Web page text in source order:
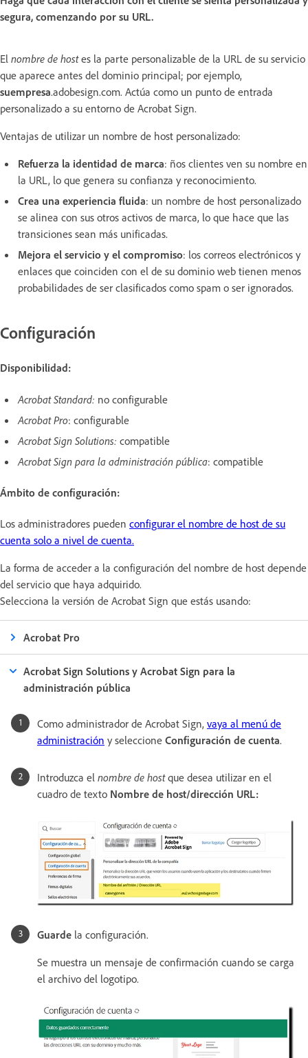
segura, comenzando por su URL.
El nombre de hostes la parte personalizable de la URL de su servicio
que aparece antes del dominio principal; por ejemplo,
suempresa.adobesign.com. Actúa como un punto de entrada
personalizado a su entorno de Acrobat Sign.
Ventajas de utilizar un nombre de host personalizado:
Refuerza la identidad de marca: ños clientes ven su nombre en
la URL, lo que genera su confianza y reconocimiento.
Crea una experiencia fluida: un nombre de host personalizado
se alinea con sus otros activos de marca, lo que hace que las
transiciones sean más unificadas.
Mejora el servicio y el compromiso: los correos electrónicos y
enlaces que coinciden con el de su dominio web tienen menos
probabilidades de ser clasificados como spam o ser ignorados.
Configuración
Disponibilidad:
Acrobat Standard: no configurable
Acrobat Pro: configurable
Acrobat Sign Solutions: compatible
Acrobat Sign para la administración pública: compatible
Ámbito de configuración:
Los administradores pueden configurar el nombre de host de su
cuenta solo a nivel de cuenta.
La forma de acceder a la configuración del nombre de host depende
del servicio que haya adquirido.
Selecciona la versión de Acrobat Sign que estás usando:
Acrobat Pro
Acrobat Sign Solutions y Acrobat Sign para la
administración pública
Como administrador de Acrobat Sign, vaya al menú de
administración y seleccione Configuración de cuenta.
Introduzca el nombre de hostque desea utilizar en el
cuadro de texto Nombre de host/dirección URL:
Guarde la configuración.
Se muestra un mensaje de confirmación cuando se carga
el archivo del logotipo.